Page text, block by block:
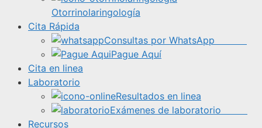
Otorrinolaringología
Cita Rápida
Consultas por WhatsApp
Pague Aquí
Cita en linea
Laboratorio
Resultados en linea
Exámenes de laboratorio
Recursos